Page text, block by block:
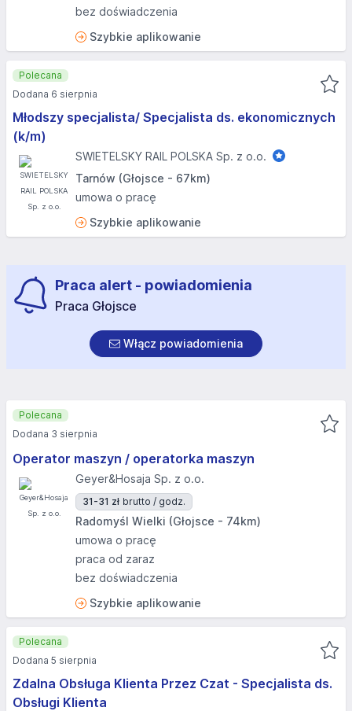
bez doświadczenia
Szybkie aplikowanie
Młodszy specjalista/ Specjalista ds. ekonomicznych
(k/m)
SWIETELSKY RAIL POLSKA Sp. z o.o.
Tarnów (Głojsce - 67km)
umowa o pracę
Szybkie aplikowanie
Polecana
Dodana 6 sierpnia
Praca alert - powiadomienia
Praca Głojsce
Włącz powiadomienia
Operator maszyn / operatorka maszyn
Geyer&Hosaja Sp. z o.o.
31-31 zł brutto / godz.
Radomyśl Wielki (Głojsce - 74km)
umowa o pracę
praca od zaraz
bez doświadczenia
Szybkie aplikowanie
Polecana
Dodana 3 sierpnia
Zdalna Obsługa Klienta Przez Czat - Specjalista ds.
Obsługi Klienta
Polecana
Dodana 5 sierpnia